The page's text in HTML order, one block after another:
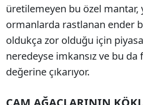
üretilemeyen bu özel mantar,
ormanlarda rastlanan ender
oldukça zor olduğu için
neredeyse imkansız ve bu da
değerine çıkarıyor.
ÇAM AĞAÇLARININ